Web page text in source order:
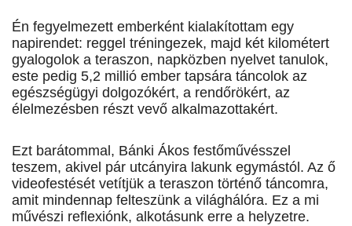
Én fegyelmezett emberként kialakítottam egy
napirendet: reggel tréningezek, majd két kilométert
gyalogolok a teraszon, napközben nyelvet tanulok,
este pedig 5,2 millió ember tapsára táncolok az
egészségügyi dolgozókért, a rendőrökért, az
élelmezésben részt vevő alkalmazottakért.
Ezt barátommal, Bánki Ákos festőművésszel
teszem, akivel pár utcányira lakunk egymástól. Az ő
videofestését vetítjük a teraszon történő táncomra,
amit mindennap felteszünk a világhálóra. Ez a mi
művészi reflexiónk, alkotásunk erre a helyzetre.